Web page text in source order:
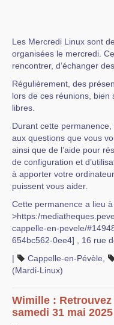
Les Mercredi Linux sont
organisées le mercredi.
rencontrer, d’échanger
Régulièrement, des
lors de ces réunions, bien
libres.
Durant cette
aux questions que vous
ainsi que de l’aide pour
de configuration et
à apporter votre
puissent vous aider.
Cette permanence a lieu
>https:/
cappelle-en-pevele/
654bc562-0ee4] , 16 rue
|
Cappelle-en-Pévèle
(Mardi-Linux)
Wimille :
samedi 31 mai